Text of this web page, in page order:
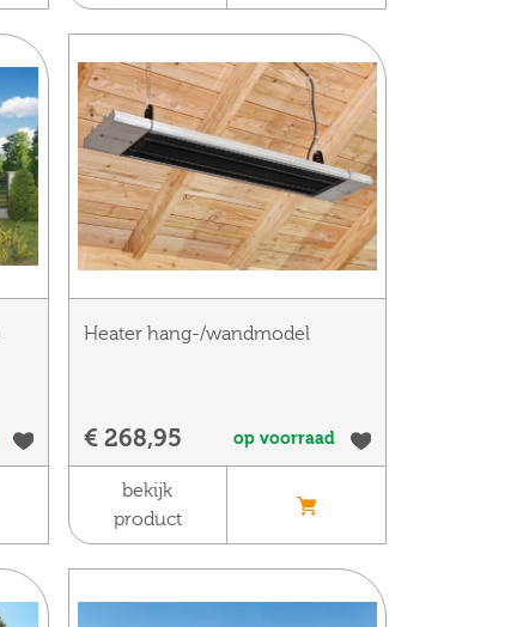
Heater hang-/wandmodel
€ 268,95 op voorraad
bekijk
product